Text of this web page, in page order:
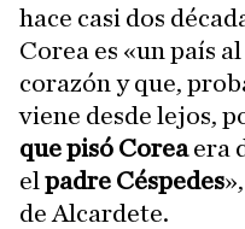
hace casi dos
Corea es «un país
corazón y que,
viene desde lejos,
que pisó Coreaera
el padre Céspedes
de Alcardete.